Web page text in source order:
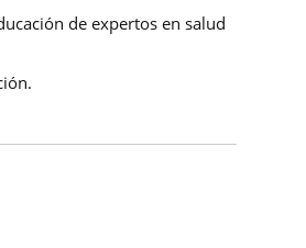
de expertos en salud